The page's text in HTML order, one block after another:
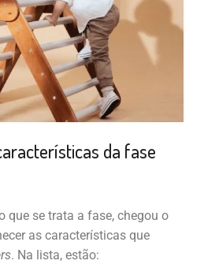
da fase
que se trata a fase, chegou o
as características que
. Na lista, estão: